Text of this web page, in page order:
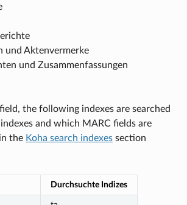
und Aktenvermerke
und Zusammenfassungen
the following indexes are searched
and which MARC fields are
the Koha search indexessection
Durchsuchte Indizes